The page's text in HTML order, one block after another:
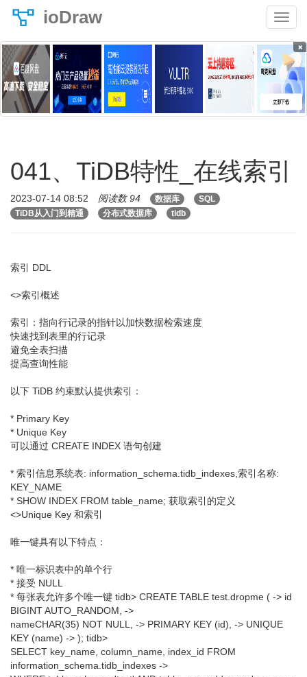
ioDraw
×
041、TiDB特性_在线索引
2023-07-14 08:52 阅读数 94 数据库
SQL
TiDB从入门到精通
分布式数据库 tidb
索引 DDL
<>索引概述
索引：指向行记录的指针以加快数据检索速度
快速找到表里的行记录
避免全表扫描
提高查询性能
以下 TiDB 约束默认提供索引：
* Primary Key
* Unique Key
可以通过 CREATE INDEX 语句创建
* 索引信息系统表: information_schema.tidb_indexes,索引名称:
KEY_NAME
* SHOW INDEX FROM table_name; 获取索引的定义
<>Unique Key 和索引
唯一键具有以下特点：
* 唯一标识表中的单个行
* 接受 NULL
* 每张表允许多个唯一键 tidb> CREATE TABLE test.dropme ( -> id
BIGINT AUTO_RANDOM, ->
nameCHAR(35) NOT NULL, -> PRIMARY KEY (id), -> UNIQUE
KEY (name) -> ); tidb>
SELECT key_name, column_name, index_id FROM
information_schema.tidb_indexes ->